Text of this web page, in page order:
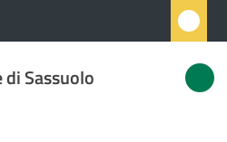
di Sassuolo